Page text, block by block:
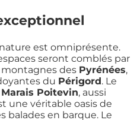
est omniprésente.
seront comblés par
montagnes des Pyrénées,
du Périgord. Le
Poitevin, aussi
une véritable oasis de
balades en barque. Le